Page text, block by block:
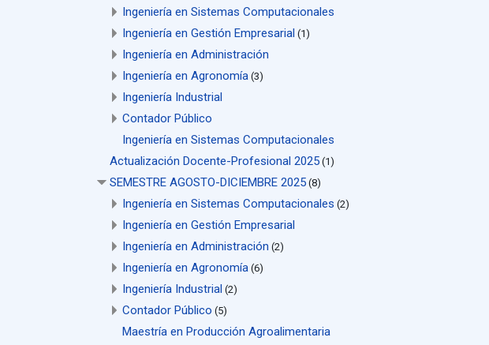
Ingeniería en Sistemas Computacionales
Ingeniería en Gestión Empresarial (1)
Ingeniería en Administración
Ingeniería en Agronomía(3)
Ingeniería Industrial
Contador Público
Ingeniería en Sistemas Computacionales
Actualización Docente-Profesional 2025(1)
SEMESTRE AGOSTO-DICIEMBRE 2025(8)
Ingeniería en Sistemas Computacionales (2)
Ingeniería en Gestión Empresarial
Ingeniería en Administración (2)
Ingeniería en Agronomía(6)
Ingeniería Industrial (2)
Contador Público (5)
Maestría en Producción Agroalimentaria